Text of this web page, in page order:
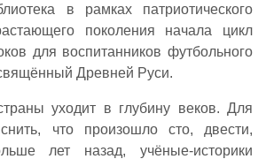
в рамках патриотического
поколения начала цикл
для воспитанников футбольного
Древней Руси.
уходит в глубину веков. Для
что произошло сто, двести,
лет назад, учёные-историки